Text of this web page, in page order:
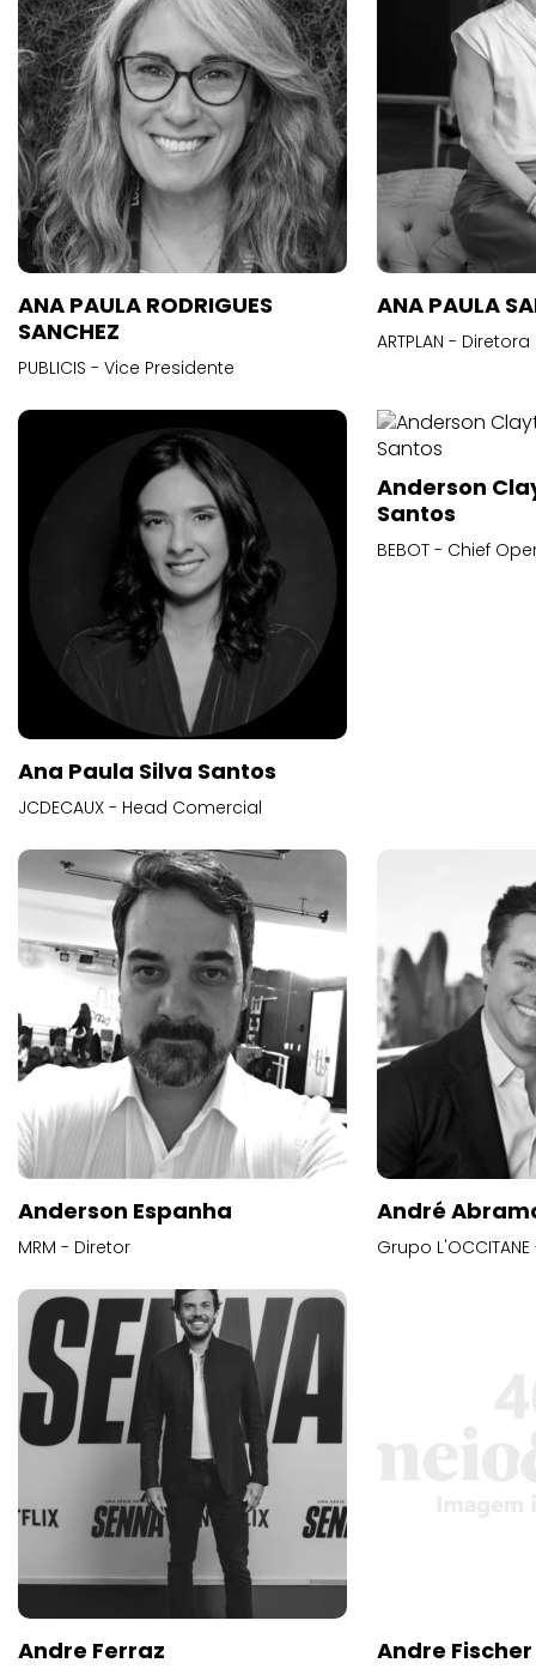
ANA PAULA RODRIGUES
SANCHEZ
PUBLICIS - Vice Presidente
ANA PAULA
ARTPLAN -
Ana Paula Silva Santos
JCDECAUX - Head Comercial
Anderson
Santos
BEBOT - Chief
Anderson Espanha
MRM - Diretor
André
Grupo
Andre Ferraz Andre Fischer